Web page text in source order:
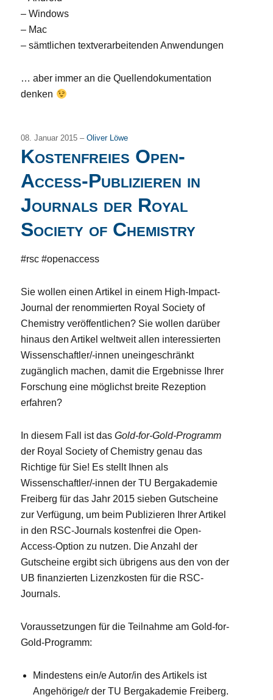
– Windows
– Mac
– sämtlichen textverarbeitenden Anwendungen
… aber immer an die Quellendokumentation
denken
08. Januar 2015 –Oliver Löwe
Kostenfreies Open-
Access-Publizieren in
Journals der Royal
Society of Chemistry
#rsc #openaccess
Sie wollen einen Artikel in einem High-Impact-
Journal der renommierten Royal Society of
Chemistry veröffentlichen? Sie wollen darüber
hinaus den Artikel weltweit allen interessierten
Wissenschaftler/-innen uneingeschränkt
zugänglich machen, damit die Ergebnisse Ihrer
Forschung eine möglichst breite Rezeption
erfahren?
In diesem Fall ist dasGold-for-Gold-Programm
der Royal Society of Chemistry genau das
Richtige für Sie! Es stellt Ihnen als
Wissenschaftler/-innen der TU Bergakademie
Freiberg für das Jahr 2015 sieben Gutscheine
zur Verfügung, um beim Publizieren Ihrer Artikel
in den RSC-Journals kostenfrei die Open-
Access-Option zu nutzen. Die Anzahl der
Gutscheine ergibt sich übrigens aus den von der
UB finanzierten Lizenzkosten für die RSC-
Journals.
Voraussetzungen für die Teilnahme am Gold-for-
Gold-Programm:
Mindestens ein/e Autor/in des Artikels ist
Angehörige/r der TU Bergakademie Freiberg.